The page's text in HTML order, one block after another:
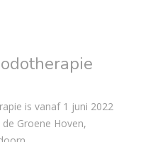
is vanaf 1 juni 2022
Groene Hoven,